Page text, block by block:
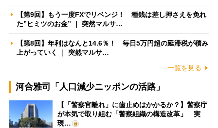
【第9回】もう一度FXでリベンジ！ 種銭は差し押さえを免れ
た”ヒミツのお金” ｜ 突然マルサ…
【第8回】年利はなんと14.6％！ 毎日5万円超の延滞税が積み
上がっていく ｜ 突然マルサ…
一覧を見る
河合雅司「人口減少ニッポンの活路」
【「警察官離れ」に歯止めはかかるか？】警察庁
が本気で取り組む「警察組織の構造改革」 実
現…